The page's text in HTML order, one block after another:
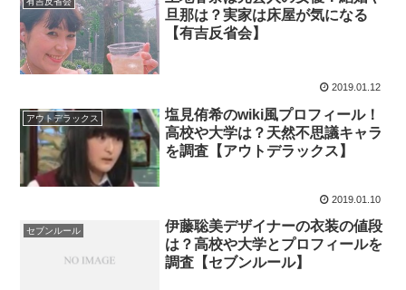
旦那は？実家は床屋が気になる
【有吉反省会】
2019.01.12
アウトデラックス
塩見侑希のwiki風プロフィール！
高校や大学は？天然不思議キャラ
を調査【アウトデラックス】
2019.01.10
セブンルール
伊藤聡美デザイナーの衣装の値段
は？高校や大学とプロフィールを
調査【セブンルール】